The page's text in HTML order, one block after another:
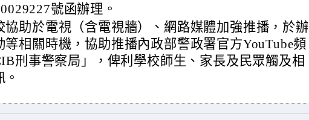
號函辦理。
協助於電視（含電視牆）、網路媒體加強推播，於辦
等相關時機，協助推播內政部警政署官方YouTube頻
刑事警察局」，俾利學校師生、家長及民眾觸及相